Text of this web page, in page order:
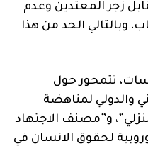
زجر المعتدين وعدم
وبالتالي الحد من هذا
تتمحور حول
والدولي لمناهضة
و”مصنف الاجتهاد
لحقوق الانسان في